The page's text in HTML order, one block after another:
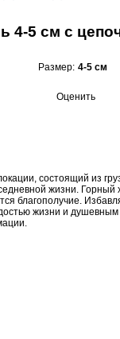
4-5 см с
Размер: 4-5 см
Оценить
состоящий из
жизни.
благополучие.
жизни и душевным